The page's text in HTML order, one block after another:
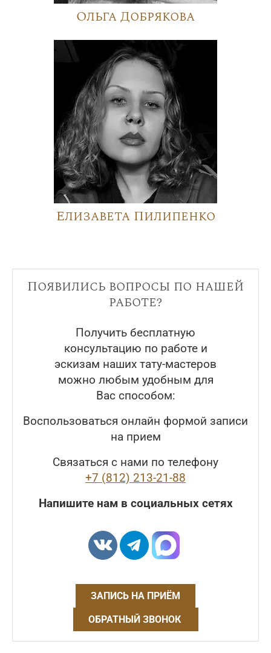
Ольга Добрякова
Елизавета Пилипенко
Появились вопросы по нашей
работе?
Получить бесплатную
консультацию по работе и
эскизам наших тату-мастеров
можно любым удобным для
Вас способом:
Воспользоваться онлайн формой записи
на прием
Связаться с нами по телефону
+7 (812) 213-21-88
Напишите нам в социальных сетях
ЗАПИСЬ НА ПРИЁМ
ОБРАТНЫЙ ЗВОНОК